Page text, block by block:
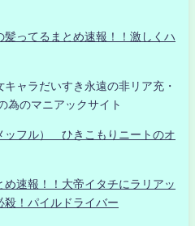
髪ってるまとめ速報！！激しくハ
ャラだいすき永遠の非リア充・
為のマニアックサイト
ッフル） ひきこもりニートのオ
速報！！大帝イタチにラリアッ
殺！パイルドライバー